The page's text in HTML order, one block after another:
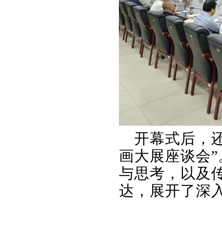
开幕式后，
画大展座谈会
与思考，以及
达，展开了深